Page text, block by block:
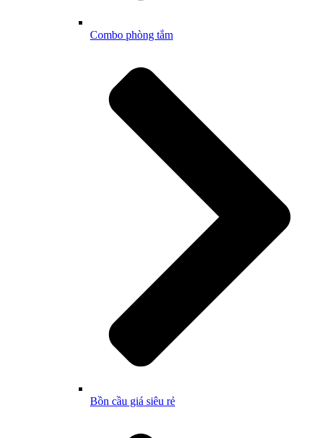
Combo phòng tắm
Bồn cầu giá siêu rẻ